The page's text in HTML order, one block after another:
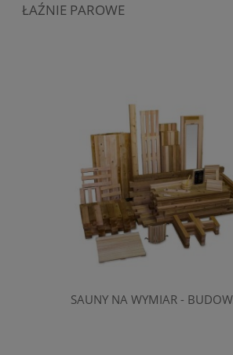
ŁAŹNIE PAROWE
SAUNY NA WYMIAR -